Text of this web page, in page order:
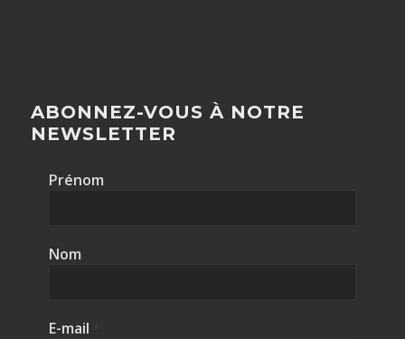
ABONNEZ-VOUS À NOTRE
NEWSLETTER
Prénom
Nom
E-mail